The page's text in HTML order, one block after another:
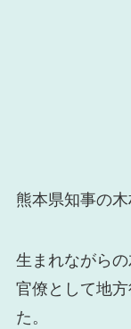
熊本県知事の木
生まれながら
官僚として地
た。